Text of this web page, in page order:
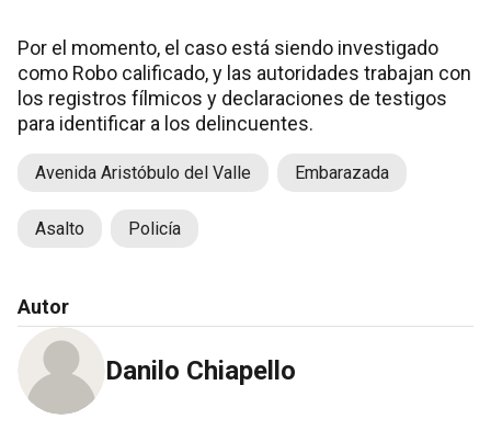
Por el momento, el caso está siendo investigado
como Robo calificado, y las autoridades trabajan con
los registros fílmicos y declaraciones de testigos
para identificar a los delincuentes.
Avenida Aristóbulo del Valle Embarazada
Asalto Policía
Autor
Danilo Chiapello